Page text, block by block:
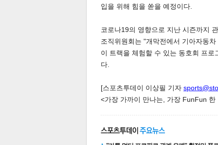
입을 위해 힘을 쏟을 예정이다.
코로나19의 영향으로 지난 시즌까지
조직위원회는 "개막전에서 기아자동
이 트랙을 체험할 수 있는 동호회 프
다.
[스포츠투데이 이상필 기자
<가장 가까이 만나는, 가장 FunFun